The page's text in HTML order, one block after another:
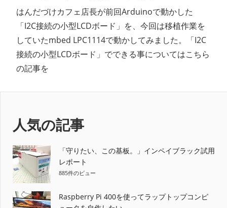
はんだづけカフェ店長が前回Arduinoで動かした
「I2C接続の小型LCDボード」を、今回は移植作業を
していたmbed LPC1114で動かしてみました。「I2C
接続の小型LCDボード」でできる事についてはこちら
の記事を
人気の記事
「守りたい、この基板。」インペイブラック試用
レポート
885件のビュー
Raspberry Pi 400を使ってラップトップコンピ